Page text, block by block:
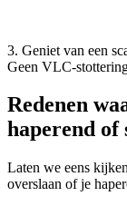
3. Geniet van een
Geen VLC-
Redenen
haperend of
Laten we eens
overslaan of je